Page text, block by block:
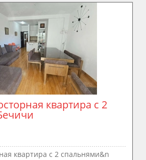
квартира с 2
квартира с 2 спальнями&n